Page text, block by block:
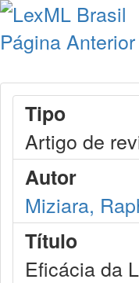
Página Anterior
Tipo
Artigo de
Autor
Miziara,
Título
Eficácia da